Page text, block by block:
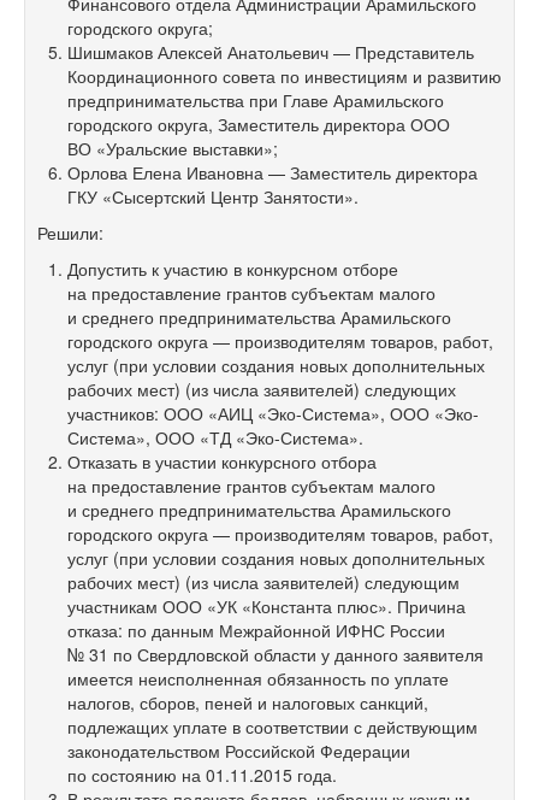
городского округа;
Шишмаков Алексей Анатольевич — Представитель
Координационного совета по инвестициям и развитию
предпринимательства при Главе Арамильского
городского округа, Заместитель директора ООО
ВО «Уральские выставки»;
Орлова Елена Ивановна — Заместитель директора
ГКУ «Сысертский Центр Занятости».
Решили:
Допустить к участию в конкурсном отборе
на предоставление грантов субъектам малого
и среднего предпринимательства Арамильского
городского округа — производителям товаров, работ,
услуг (при условии создания новых дополнительных
рабочих мест) (из числа заявителей) следующих
участников: ООО «АИЦ «Эко-Система», ООО «Эко-
Система», ООО «ТД «Эко-Система».
Отказать в участии конкурсного отбора
на предоставление грантов субъектам малого
и среднего предпринимательства Арамильского
городского округа — производителям товаров, работ,
услуг (при условии создания новых дополнительных
рабочих мест) (из числа заявителей) следующим
участникам ООО «УК «Константа плюс». Причина
отказа: по данным Межрайонной ИФНС России
№ 31 по Свердловской области у данного заявителя
имеется неисполненная обязанность по уплате
налогов, сборов, пеней и налоговых санкций,
подлежащих уплате в соответствии с действующим
законодательством Российской Федерации
по состоянию на 01.11.2015 года.